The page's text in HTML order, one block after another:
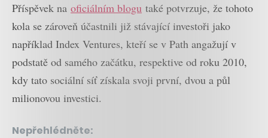
Příspěvek na oficiálním blogu také potvrzuje, že tohoto
kola se zároveň účastnili již stávající investoři jako
například Index Ventures, kteří se v Path angažují v
podstatě od samého začátku, respektive od roku 2010,
kdy tato sociální síť získala svoji první, dvou a půl
milionovou investici.
Nepřehlédněte: